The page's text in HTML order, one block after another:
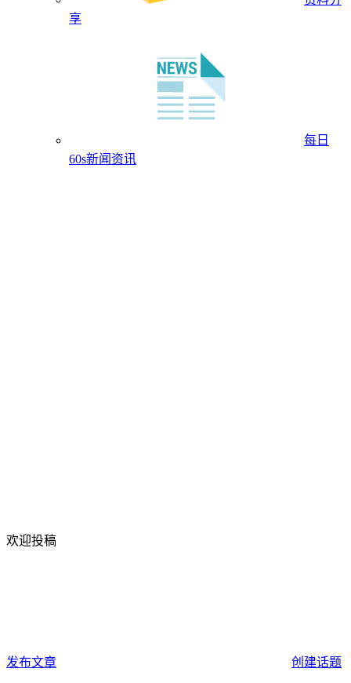
享
每日
60s新闻资讯
欢迎投稿
发布文章 创建话题